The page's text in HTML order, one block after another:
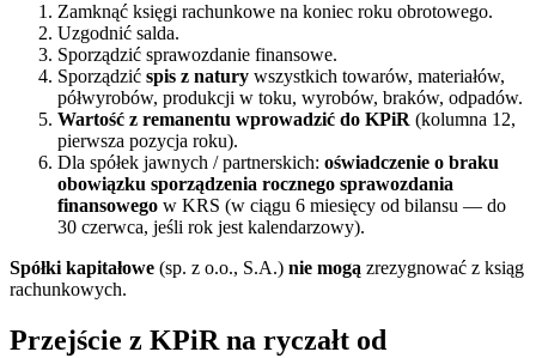
Zamknąć księgi rachunkowe na koniec roku obrotowego.
Uzgodnić salda.
Sporządzić sprawozdanie finansowe.
Sporządzić spis z natury wszystkich towarów, materiałów,
półwyrobów, produkcji w toku, wyrobów, braków, odpadów.
Wartość z remanentu wprowadzić do KPiR (kolumna 12,
pierwsza pozycja roku).
Dla spółek jawnych / partnerskich: oświadczenie o braku
obowiązku sporządzenia rocznego sprawozdania
finansowego w KRS (w ciągu 6 miesięcy od bilansu — do
30 czerwca, jeśli rok jest kalendarzowy).
Spółki kapitałowe (sp. z o.o., S.A.) nie mogą zrezygnować z ksiąg
rachunkowych.
Przejście z KPiR na ryczałt od